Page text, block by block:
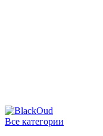
Все категории